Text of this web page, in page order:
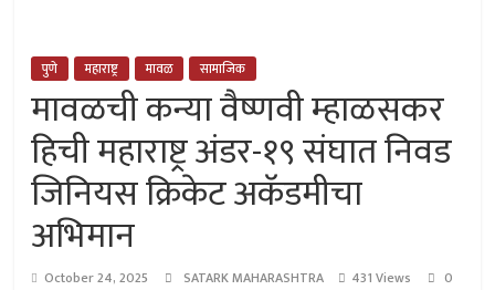
पुणे महाराष्ट्र मावळ सामाजिक
मावळची कन्या वैष्णवी म्हाळसकर
हिची महाराष्ट्र अंडर-१९ संघात निवड
जिनियस क्रिकेट अकॅडमीचा
अभिमान
October 24, 2025 SATARK MAHARASHTRA 431 Views
0